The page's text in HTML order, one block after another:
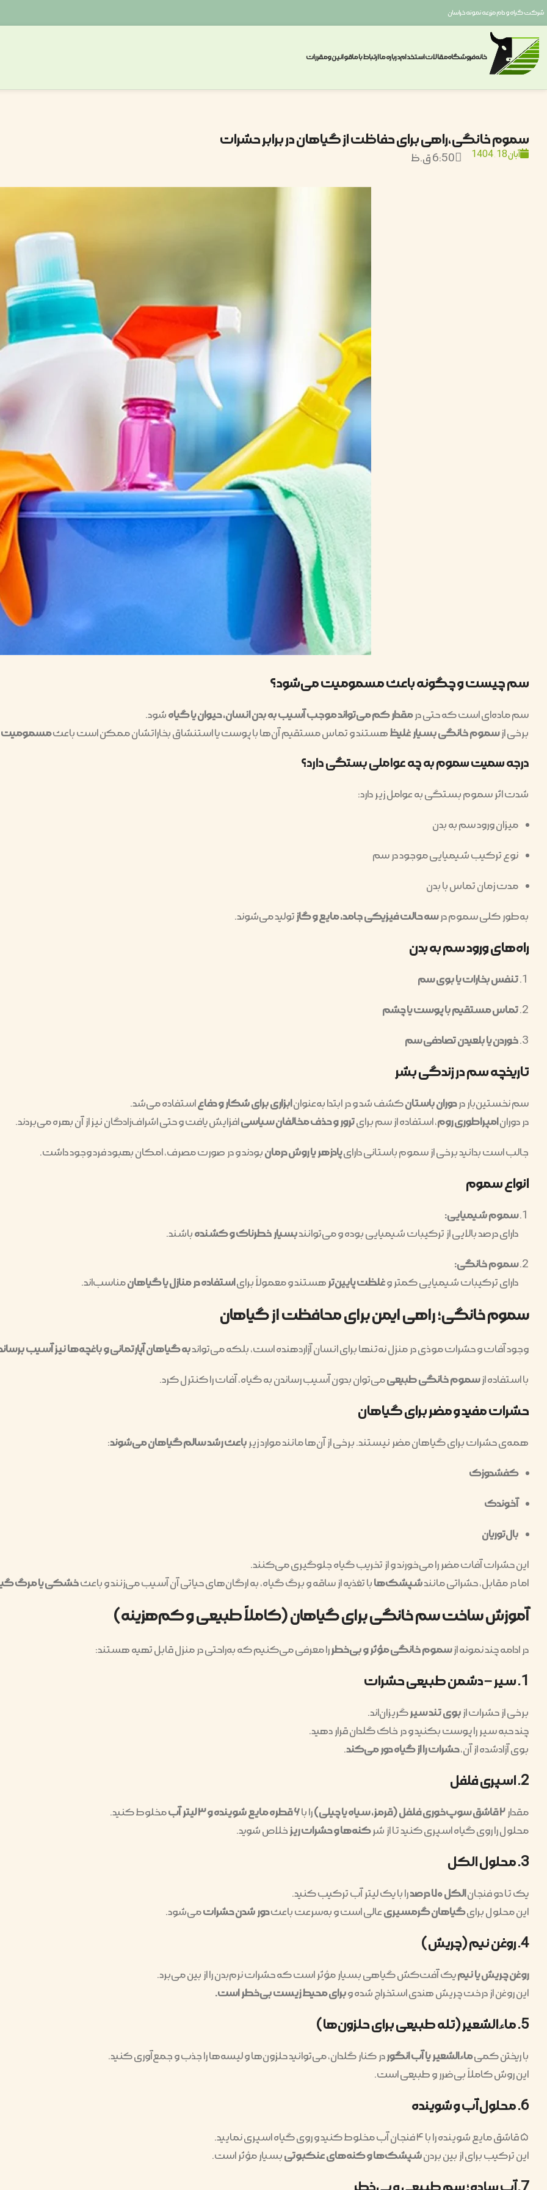
شرکت گیاه و دام مزرعه نمونه خراسان
خانهفروشگاهمقالاتاستخدامدرباره ماارتباط با ماقوانین ومقررات
سموم خانگی،راهی برای حفاظت از گیاهان در برابر حشرات
آبان 18, 1404 6:50 ق.ظ
سم چیست و چگونه باعث مسمومیت می‌شود؟
سم ماده‌ای است که حتی درمقدار کم می‌تواند موجب آسیب به بدن انسان، حیوان یا گیاهشود.
برخی ازسموم خانگی بسیار غلیظهستند و تماس مستقیم آن‌ها با پوست یا استنشاق بخاراتشان ممکن است باعثمسمومیت
درجه سمیت سموم به چه عواملی بستگی دارد؟
شدت اثر سموم بستگی به عوامل زیر دارد:
میزان ورود سم به بدن
نوع ترکیب شیمیایی موجود در سم
مدت زمان تماس با بدن
به‌طور کلی سموم درسه حالت فیزیکی جامد، مایع و گازتولید می‌شوند.
راه‌های ورود سم به بدن
تنفس بخارات یا بوی سم
تماس مستقیم با پوست یا چشم
خوردن یا بلعیدن تصادفی سم
تاریخچه سم در زندگی بشر
سم نخستین‌بار دردوران باستانکشف شد و در ابتدا به‌عنوانابزاری برای شکار و دفاعاستفاده می‌شد.
در دورانامپراطوری روم، استفاده از سم برایترور و حذف مخالفان سیاسیافزایش یافت و حتی اشراف‌زادگان نیز از آن بهره می‌بردند.
جالب است بدانید برخی از سموم باستانی دارایپادزهر یا روش درمانبودند و در صورت مصرف، امکان بهبود فرد وجود داشت.
انواع سموم
سموم شیمیایی:
دارای درصد بالایی از ترکیبات شیمیایی بوده و می‌توانندبسیار خطرناک و کشندهباشند.
سموم خانگی:
دارای ترکیبات شیمیایی کمتر وغلظت پایین‌ترهستند و معمولاً برایاستفاده در منازل یا گیاهانمناسب‌اند.
سموم خانگی؛ راهی ایمن برای محافظت از گیاهان
وجود آفات و حشرات موذی در منزل نه‌تنها برای انسان آزاردهنده است، بلکه می‌تواندبه گیاهان آپارتمانی و باغچه‌ها نیز آسیب
با استفاده ازسموم خانگی طبیعیمی‌توان بدون آسیب رساندن به گیاه، آفات را کنترل کرد.
حشرات مفید و مضر برای گیاهان
همه‌ی حشرات برای گیاهان مضر نیستند. برخی از آن‌ها مانند موارد زیر باعث رشد سالم گیاهان می‌شوند:
کفشدوزک
آخوندک
بال‌توریان
این حشرات آفات مضر را می‌خورند و از تخریب گیاه جلوگیری می‌کنند.
اما در مقابل، حشراتی مانندشپشک‌هابا تغذیه از ساقه و برگ گیاه، به ارگان‌های حیاتی آن آسیب می‌زنند و باعثخشکی یا مرگ
آموزش ساخت سم خانگی برای گیاهان (کاملاً طبیعی و کم‌هزینه)
در ادامه چند نمونه ازسموم خانگی مؤثر و بی‌خطررا معرفی می‌کنیم که به‌راحتی در منزل قابل تهیه هستند:
1. سیر – دشمن طبیعی حشرات
برخی از حشرات از بوی تند سیرگریزان‌اند.
چند حبه سیر را پوست بکنید و در خاک گلدان قرار دهید.
بوی آزادشده از آن،حشرات را از گیاه دور می‌کند.
2. اسپری فلفل
مقدار ۲ قاشق سوپ‌خوری فلفل (قرمز، سیاه یا چیلی) را با۶ قطره مایع شوینده و ۳ لیتر آب
مخلوط کنید.
محلول را روی گیاه اسپری کنید تا از شرکنه‌ها و حشرات ریزخلاص شوید.
3. محلول الکل
یک تا دو فنجانالکل ۷۰ درصد
را با یک لیتر آب ترکیب کنید.
این محلول برایگیاهان گرمسیریعالی است و به‌سرعت باعثدور شدن حشراتمی‌شود.
4. روغن نیم (چریش)
روغن چریش یا نیمیک آفت‌کش گیاهی بسیار مؤثر است که حشرات نرم‌بدن را از بین می‌برد.
این روغن از درخت چریش هندی استخراج شده وبرای محیط زیست بی‌خطر است.
5. ماءالشعیر (تله طبیعی برای حلزون‌ها)
با ریختن کمیماءالشعیر یا آب انگوردر کنار گلدان، می‌توانید حلزون‌ها و لیسه‌ها را جذب و جمع‌آوری کنید.
این روش کاملاً بی‌ضرر و طبیعی است.
6. محلول آب و شوینده
۵ قاشق مایع شوینده را با ۴ فنجان آب مخلوط کنید و روی گیاه اسپری نمایید.
این ترکیب برای از بین بردنشپشک‌ها و کنه‌های عنکبوتیبسیار مؤثر است.